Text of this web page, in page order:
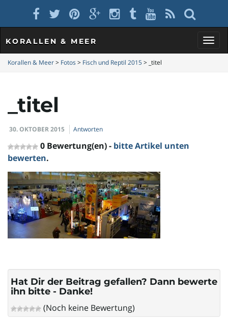
e
KORALLEN & MEER
Korallen & Meer> Fotos > Fisch und Reptil 2015> _titel
_titel
30. OKTOBER 2015 Antworten
0 Bewertung(en) - bitte Artikel unten
bewerten.
Hat Dir der Beitrag gefallen? Dann bewerte
ihn bitte - Danke!
(Noch keine Bewertung)